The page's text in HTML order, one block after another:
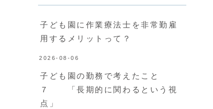
子ども園に作業療法士を非常勤雇
用するメリットって？
2026-08-06
子ども園の勤務で考えたこと
７ 「長期的に関わるという視
点」